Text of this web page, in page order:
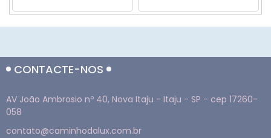
CONTACTE-NOS
AV João Ambrosio nº 40, Nova Itaju - Itaju - SP - cep 17260-
058
contato@caminhodalux.com.br